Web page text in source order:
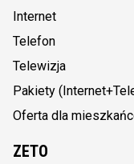
Internet
Telefon
Telewizja
Pakiety
Oferta dla
ZETO